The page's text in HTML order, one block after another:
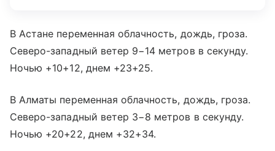
В Астане переменная облачность, дождь, гроза.
Северо-западный ветер 9−14 метров в секунду.
Ночью +10+12, днем +23+25.
В Алматы переменная облачность, дождь, гроза.
Северо-западный ветер 3−8 метров в секунду.
Ночью +20+22, днем +32+34.